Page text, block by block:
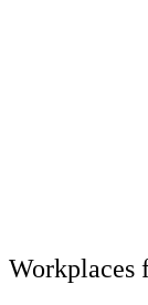
Workplaces